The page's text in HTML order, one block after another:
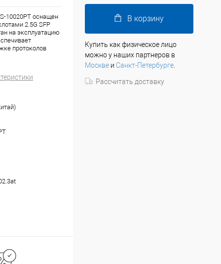
10020PT оснащен
2.5G SFP
на эксплуатацию
протоколов
В корзину
Купить как физическое лицо
можно у наших партнеров в
Москве и Санкт-Петербурге
Рассчитать доставку